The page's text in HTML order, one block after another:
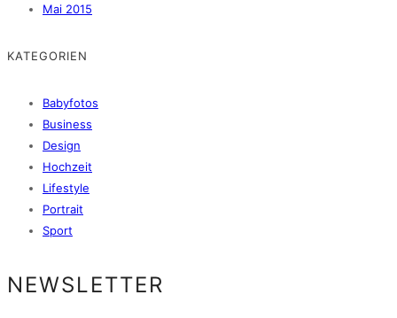
Mai 2015
KATEGORIEN
Babyfotos
Business
Design
Hochzeit
Lifestyle
Portrait
Sport
NEWSLETTER